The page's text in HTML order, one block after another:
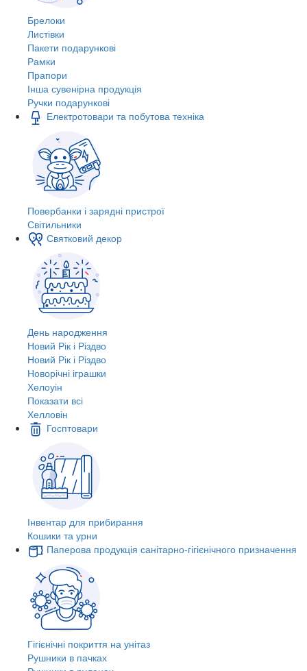
Брелоки
Листівки
Пакети подарункові
Рамки
Прапори
Інша сувенірна продукція
Ручки подарункові
Електротовари та побутова техніка
Повербанки і зарядні пристрої
Світильники
Святковий декор
День народження
Новий Рік і Різдво
Новий Рік і Різдво
Новорічні іграшки
Хелоуін
Показати всі
Хелловін
Госптовари
Інвентар для прибирання
Кошики та урни
Паперова продукція санітарно-гігієнічного призначення
Гігієнічні покриття на унітаз
Рушники в пачках